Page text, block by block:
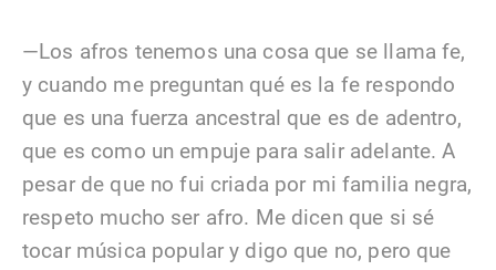
—Los afros tenemos una cosa que se llama fe,
y cuando me preguntan qué es la fe respondo
que es una fuerza ancestral que es de adentro,
que es como un empuje para salir adelante. A
pesar de que no fui criada por mi familia negra,
respeto mucho ser afro. Me dicen que si sé
tocar música popular y digo que no, pero que